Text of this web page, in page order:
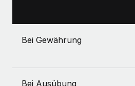
Bei Gewährung
Bei Ausübung